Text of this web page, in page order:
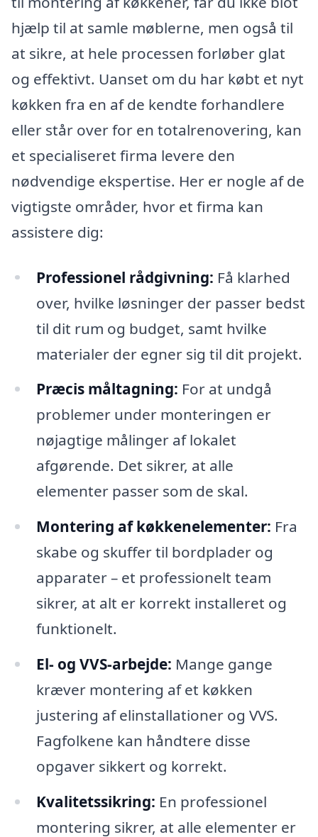
hjælp til at samle møblerne, men også til
at sikre, at hele processen forløber glat
og effektivt. Uanset om du har købt et nyt
køkken fra en af de kendte forhandlere
eller står over for en totalrenovering, kan
et specialiseret firma levere den
nødvendige ekspertise. Her er nogle af de
vigtigste områder, hvor et firma kan
assistere dig:
Professionel rådgivning: Få klarhed
over, hvilke løsninger der passer bedst
til dit rum og budget, samt hvilke
materialer der egner sig til dit projekt.
Præcis måltagning: For at undgå
problemer under monteringen er
nøjagtige målinger af lokalet
afgørende. Det sikrer, at alle
elementer passer som de skal.
Montering af køkkenelementer: Fra
skabe og skuffer til bordplader og
apparater – et professionelt team
sikrer, at alt er korrekt installeret og
funktionelt.
El- og VVS-arbejde: Mange gange
kræver montering af et køkken
justering af elinstallationer og VVS.
Fagfolkene kan håndtere disse
opgaver sikkert og korrekt.
Kvalitetssikring: En professionel
montering sikrer, at alle elementer er